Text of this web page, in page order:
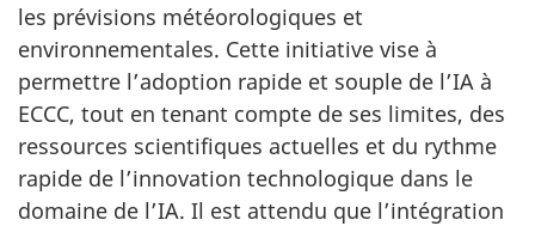
les prévisions météorologiques et
environnementales. Cette initiative vise à
permettre l’adoption rapide et souple de l’IA à
ECCC, tout en tenant compte de ses limites, des
ressources scientifiques actuelles et du rythme
rapide de l’innovation technologique dans le
domaine de l’IA. Il est attendu que l’intégration